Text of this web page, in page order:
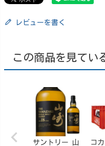
レビューを書く
この商品を見てい
サントリー 山 コ